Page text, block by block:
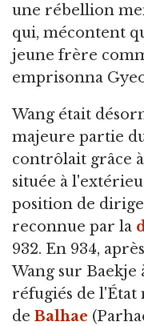
une rébellion
qui, mécontent
jeune frère
emprisonna
Wang était
majeure partie
contrôlait grâce
située à
position de
reconnue par la
932. En 934,
Wang sur Baekje
réfugiés de
de Balhae